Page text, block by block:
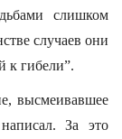
слишком
случаев они
к гибели”.
высмеивавшее
За это